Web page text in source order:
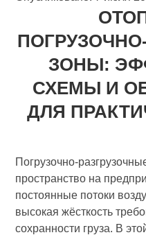
ЗОНЫ:
СХЕМЫ И
ДЛЯ
пространство на
постоянные потоки
высокая жёсткость
сохранности груза. В